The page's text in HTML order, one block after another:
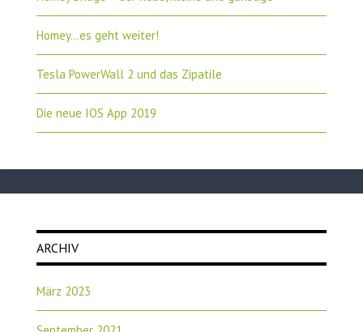
Homey…es geht weiter!
Tesla PowerWall 2 und das Zipatile
Die neue IOS App 2019
ARCHIV
März 2023